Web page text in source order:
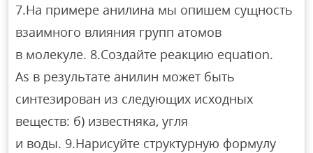
7.На примере анилина мы опишем сущность
взаимного влияния групп атомов
в молекуле. 8.Создайте реакцию equation.
As в результате анилин может быть
синтезирован из следующих исходных
веществ: б) известняка, угля
и воды. 9.Нарисуйте структурную формулу